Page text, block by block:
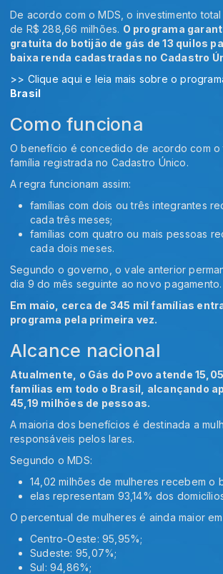
De acordo com o MDS, o investimento total
de R$ 288,66 milhões. O programa
gratuita do botijão de gás de 13 quilos
baixa renda cadastradas no Cadastro
>> Clique aqui e leia mais sobre o
Brasil
Como funciona
O benefício é concedido de acordo com o
família registrada no Cadastro Único.
A regra funcionam assim:
famílias com dois ou três integrantes
cada três meses;
famílias com quatro ou mais pessoas
cada dois meses.
Segundo o governo, o vale anterior
dia 9 do mês seguinte ao novo pagamento.
Em maio, cerca de 345 mil famílias
programa pela primeira vez.
Alcance nacional
Atualmente, o Gás do Povo atende
famílias em todo o Brasil, alcançando
45,19 milhões de pessoas.
A maioria dos benefícios é destinada a
responsáveis pelos lares.
Segundo o MDS:
14,02 milhões de mulheres recebem o
elas representam 93,14% dos
O percentual de mulheres é ainda maior
Centro-Oeste: 95,95%;
Sudeste: 95,07%;
Sul: 94,86%;